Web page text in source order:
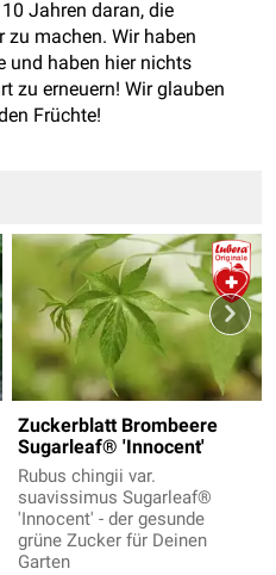
Jahren daran, die
zu machen. Wir haben
und haben hier nichts
zu erneuern! Wir glauben
Früchte!
Zuckerblatt Brombeere
Sugarleaf® 'Innocent'
Rubus chingii var.
suavissimus Sugarleaf®
'Innocent' - der gesunde
grüne Zucker für Deinen
Garten